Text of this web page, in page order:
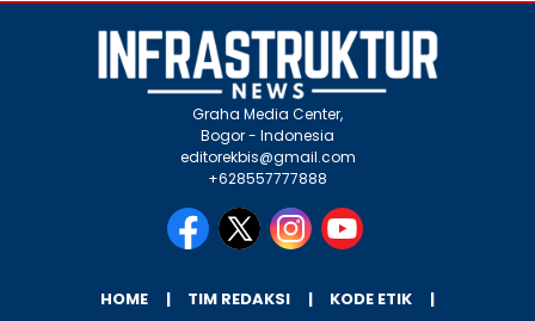
Graha Media Center,
Bogor - Indonesia
editorekbis@gmail.com
+628557777888
HOME TIM REDAKSI
KODE ETIK